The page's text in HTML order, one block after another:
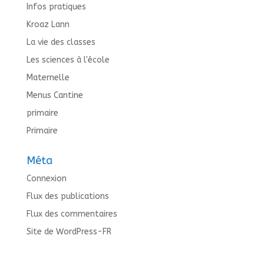
Infos pratiques
Kroaz Lann
La vie des classes
Les sciences à l'école
Maternelle
Menus Cantine
primaire
Primaire
Méta
Connexion
Flux des publications
Flux des commentaires
Site de WordPress-FR